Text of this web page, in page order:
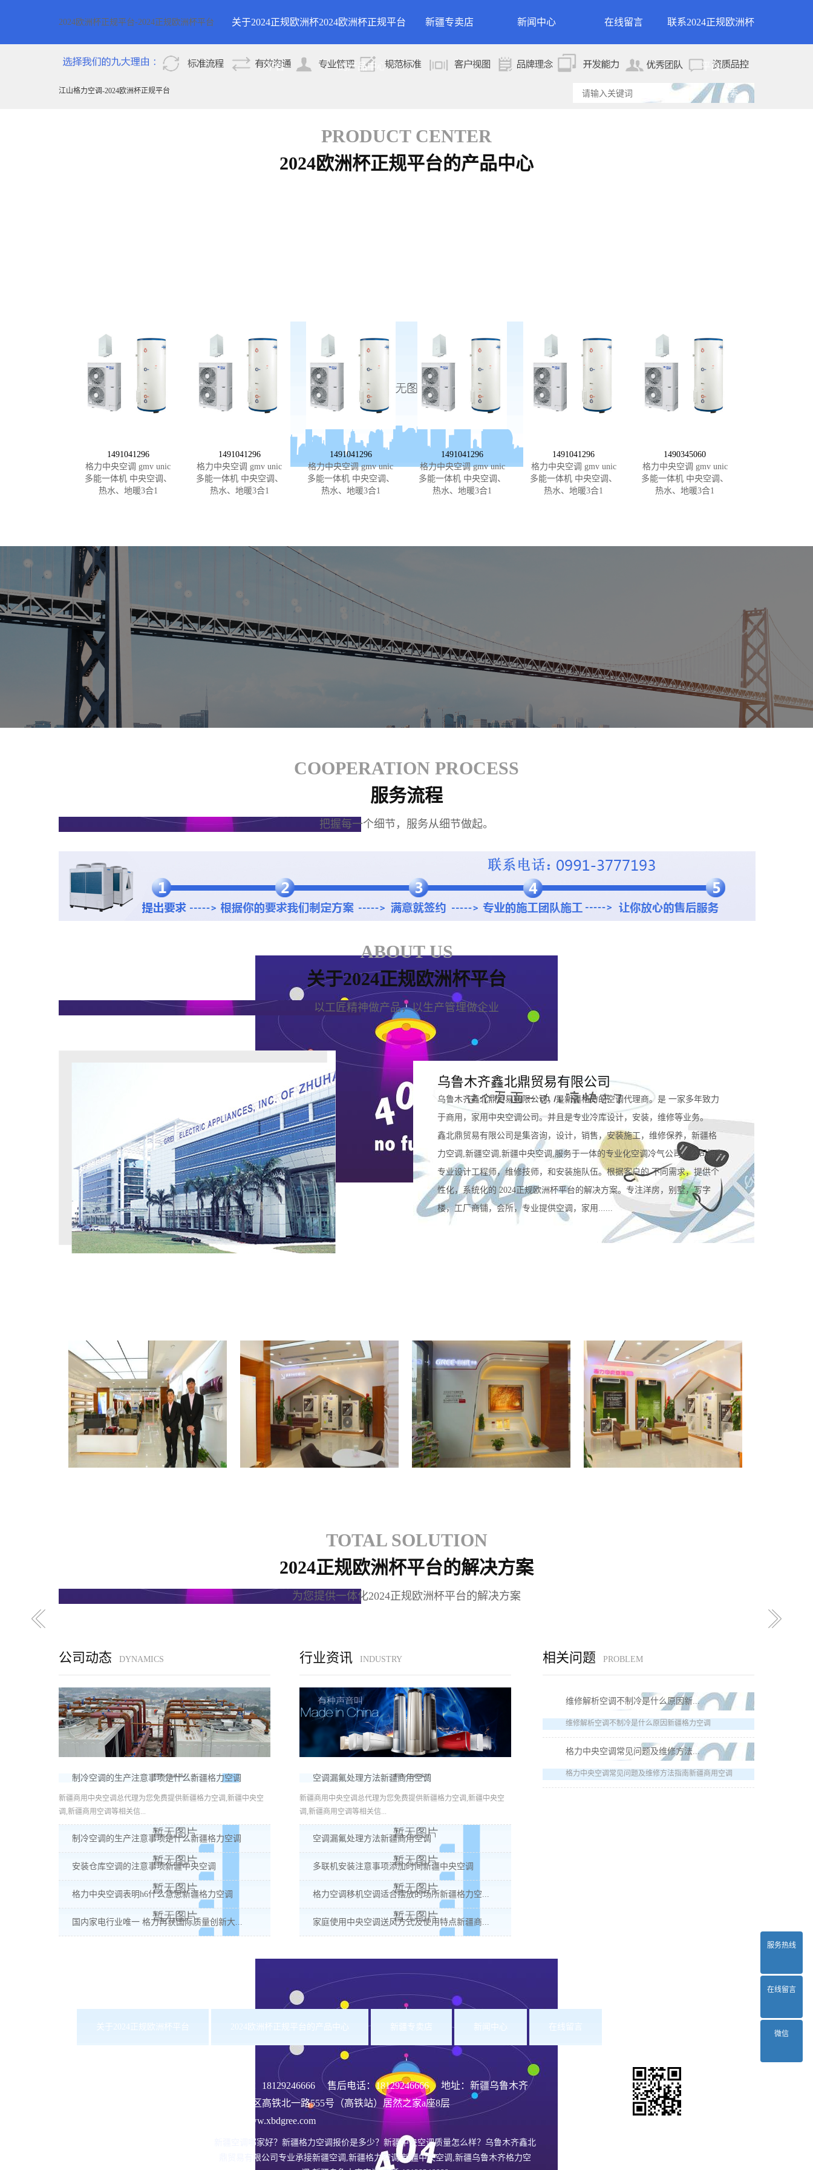
2024欧洲杯正规平台-2024正规欧洲杯平台 关于2024正规欧洲杯
平台
2024欧洲杯正规平台的
2024欧洲杯正规平台
的产品中心
新疆专卖店 新闻中心 在线留言 联系2024正规欧洲杯
平台
江山格力空调-2024欧洲杯正规平台
PRODUCT CENTER
2024欧洲杯正规平台的产品中心
1491041296
格力中央空调 gmv unic
多能一体机 中央空调、
热水、地暖3合1
1491041296
格力中央空调 gmv unic
多能一体机 中央空调、
热水、地暖3合1
1491041296
格力中央空调 gmv unic
多能一体机 中央空调、
热水、地暖3合1
1491041296
格力中央空调 gmv unic
多能一体机 中央空调、
热水、地暖3合1
1491041296
格力中央空调 gmv unic
多能一体机 中央空调、
热水、地暖3合1
1490345060
格力中央空调 gmv unic
多能一体机 中央空调、
热水、地暖3合1
COOPERATION PROCESS
服务流程
把握每一个细节，服务从细节做起。
ABOUT US
关于2024正规欧洲杯平台
以工匠精神做产品，以生产管理做企业
乌鲁木齐鑫北鼎贸易有限公司
乌鲁木齐鑫北鼎贸易有限公司，是新疆格力的空调代理商。是 一家多年致力
于商用，家用中央空调公司。并且是专业冷库设计，安装，维修等业务。
鑫北鼎贸易有限公司是集咨询，设计，销售，安装施工，维修保养，新疆格
力空调,新疆空调,新疆中央空调,服务于一体的专业化空调冷气公司。公司拥有
专业设计工程师，维修技师，和安装施队伍。根据客户的 不同需求，提供个
性化，系统化的 2024正规欧洲杯平台的解决方案。专注洋房，别墅，写字
楼，工厂商铺，会所，专业提供空调，家用......
TOTAL SOLUTION
2024正规欧洲杯平台的解决方案
为您提供一体化2024正规欧洲杯平台的解决方案
公司动态 DYNAMICS
制冷空调的生产注意事项是什么新疆格力空调
新疆商用中央空调总代理为您免费提供新疆格力空调,新疆中央空
调,新疆商用空调等相关信...
制冷空调的生产注意事项是什么新疆格力空调
安装仓库空调的注意事项新疆中央空调
格力中央空调表明h6什么意思新疆格力空调
国内家电行业唯一 格力再获国际质量创新大...
行业资讯 INDUSTRY
空调漏氟处理方法新疆商用空调
新疆商用中央空调总代理为您免费提供新疆格力空调,新疆中央空
调,新疆商用空调等相关信...
空调漏氟处理方法新疆商用空调
多联机安装注意事项添加时间新疆中央空调
格力空调移机空调适合摆放的场所新疆格力空...
家庭使用中央空调送风方式及使用特点新疆商...
相关问题 PROBLEM
维修解析空调不制冷是什么原因新...
维修解析空调不制冷是什么原因新疆格力空调
格力中央空调常见问题及维修方法...
格力中央空调常见问题及维修方法指南新疆商用空调
关于2024正规欧洲杯平台 2024欧洲杯正规平台的产品中心 新疆专卖店 新闻中心 在线留言
18129246666 售后电话：18129246666 地址：新疆乌鲁木齐
沙依巴克区高铁北一路555号（高铁站）居然之家a座8层
网址：www.xbdgree.com
新疆空调哪家好？新疆格力空调报价是多少？新疆中央空调质量怎么样？乌鲁木齐鑫北
鼎贸易有限公司专业承接新疆空调,新疆格力空调,新疆中央空调,新疆乌鲁木齐格力空
服务热线
在线留言
微信